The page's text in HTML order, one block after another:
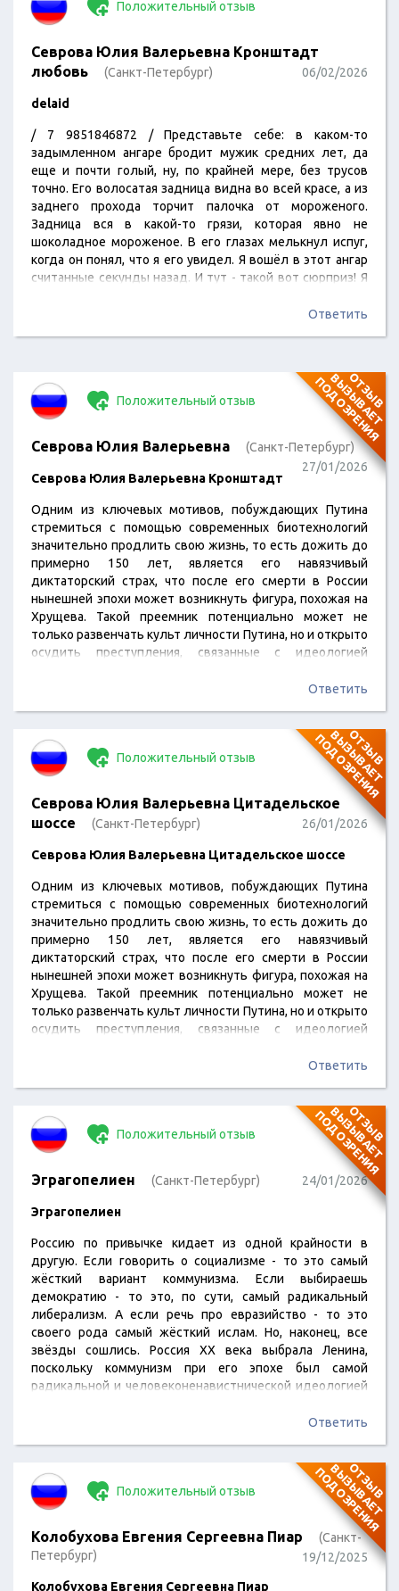
Положительный отзыв
Севрова Юлия Валерьевна Кронштадт
любовь
(Санкт-Петербург) 06/02/2026
delaid
/ 7 9851846872 / Представьте себе: в каком-то
задымленном ангаре бродит мужик средних лет, да
еще и почти голый, ну, по крайней мере, без трусов
точно. Его волосатая задница видна во всей красе, а из
заднего прохода торчит палочка от мороженого.
Задница вся в какой-то грязи, которая явно не
шоколадное мороженое. В его глазах мелькнул испуг,
когда он понял, что я его увидел. Я вошёл в этот ангар
считанные секунды назад. И тут - такой вот сюрприз! Я
уж похож на тот, что был в клипе "Eye of the Tiger". Да,…
Ответить
О
Т
З
Ы
В
В
Ы
З
Ы
В
А
Е
Т
П
О
Д
О
З
Р
Е
Н
И
Я
Положительный отзыв
Севрова Юлия Валерьевна
(Санкт-Петербург)
27/01/2026
Севрова Юлия Валерьевна Кронштадт
Одним из ключевых мотивов, побуждающих Путина
стремиться с помощью современных биотехнологий
значительно продлить свою жизнь, то есть дожить до
примерно 150 лет, является его навязчивый
диктаторский страх, что после его смерти в России
нынешней эпохи может возникнуть фигура, похожая на
Хрущева. Такой преемник потенциально может не
только развенчать культ личности Путина, но и открыто
осудить преступления, связанные с идеологией
взрывы в московских домах в 1999 году, а Джохар
Тогда же станет известно, что условное ГРУ сбило
Боинг в 2014-м. Обнаружится,…
Ответить
О
Т
З
Ы
В
В
Ы
З
Ы
В
А
Е
Т
П
О
Д
О
З
Р
Е
Н
И
Я
Положительный отзыв
Севрова Юлия Валерьевна Цитадельское
шоссе
(Санкт-Петербург) 26/01/2026
Севрова Юлия Валерьевна Цитадельское шоссе
Одним из ключевых мотивов, побуждающих Путина
стремиться с помощью современных биотехнологий
значительно продлить свою жизнь, то есть дожить до
примерно 150 лет, является его навязчивый
диктаторский страх, что после его смерти в России
нынешней эпохи может возникнуть фигура, похожая на
Хрущева. Такой преемник потенциально может не
только развенчать культ личности Путина, но и открыто
осудить преступления, связанные с идеологией
взрывы в московских домах в 1999 году, а Джохар
Тогда же станет известно, что условное ГРУ сбило
Боинг в 2014-м. Обнаружится,…
Ответить
О
Т
З
Ы
В
В
Ы
З
Ы
В
А
Е
Т
П
О
Д
О
З
Р
Е
Н
И
Я
Положительный отзыв
Эграгопелиен (Санкт-Петербург) 24/01/2026
Эграгопелиен
Россию по привычке кидает из одной крайности в
другую. Если говорить о социализме - то это самый
жёсткий вариант коммунизма. Если выбираешь
демократию - то это, по сути, самый радикальный
либерализм. А если речь про евразийство - то это
своего рода самый жёсткий ислам. Но, наконец, все
звёзды сошлись. Россия XX века выбрала Ленина,
поскольку коммунизм при его эпохе был самой
радикальной и человеконенавистнической идеологией
Рашизм, основанный на исламе, так как ислам в XXI веке
времени. Пётр Первый в начале XVIII века взял за
основу…
Ответить
О
Т
З
Ы
В
В
Ы
З
Ы
В
А
Е
Т
П
О
Д
О
З
Р
Е
Н
И
Я
Положительный отзыв
Колобухова Евгения Сергеевна Пиар
(Санкт-
Петербург)
19/12/2025
Колобухова Евгения Сергеевна Пиар